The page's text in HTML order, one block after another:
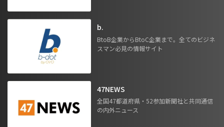
b.
BtoB企業からBtoC企業まで。全てのビジネ
スマン必見の情報サイト
47NEWS
全国47都道府県・52参加新聞社と共同通信
の内外ニュース